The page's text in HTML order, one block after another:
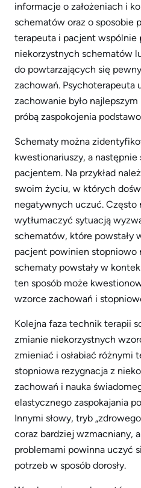
informacje o założeniach i
schematów oraz o sposobie
terapeuta i pacjent wspólnie
niekorzystnych schematów
do powtarzających się
zachowań. Psychoterapeuta
zachowanie było
próbą zaspokojenia
Schematy można
kwestionariuszy, a
pacjentem. Na przykład
swoim życiu, w których
negatywnych uczuć. Często
wytłumaczyć sytuacją
schematów, które powstały
pacjent powinien stopniowo
schematy powstały w
ten sposób może
wzorce zachowań i
Kolejna faza technik terapii
zmianie niekorzystnych
zmieniać i osłabiać różnymi
stopniowa rezygnacja z
zachowań i nauka
elastycznego zaspokajania
Innymi słowy, tryb
coraz bardziej wzmacniany,
problemami powinna uczyć
potrzeb w sposób dorosły.